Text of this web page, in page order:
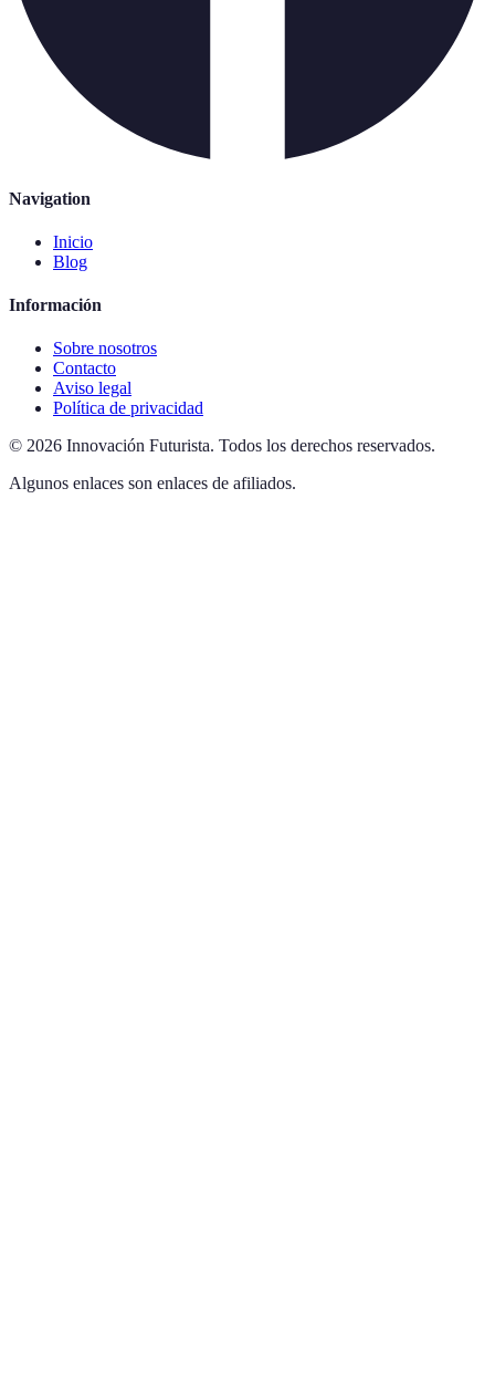
Navigation
Inicio
Blog
Información
Sobre nosotros
Contacto
Aviso legal
Política de privacidad
© 2026 Innovación Futurista. Todos los derechos reservados.
Algunos enlaces son enlaces de afiliados.